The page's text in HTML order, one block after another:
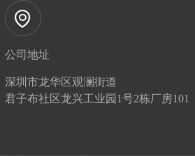
公司地址
深圳市龙华区观澜街道
君子布社区龙兴工业园1号2栋厂房101